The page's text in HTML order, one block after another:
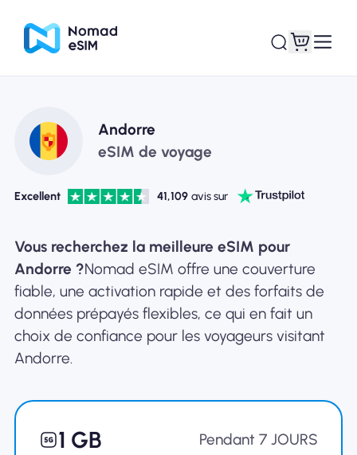
Connexion /
Inscrivez
Forfaits
À propos de l'eSIM
Andorre
eSIM de voyage
Excellent 41,109 avis sur
Vous recherchez la meilleure eSIM pour
Andorre ?Nomad eSIM offre une couverture
fiable, une activation rapide et des forfaits de
données prépayés flexibles, ce qui en fait un
choix de confiance pour les voyageurs visitant
Andorre.
1 GB Pendant 7 JOURS